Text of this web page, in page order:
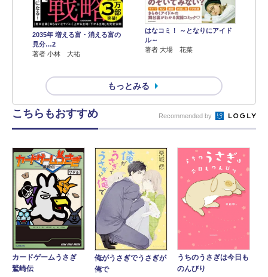
2035年 増える富・消える富の
見分…2
著者 小林 大祐
はなコミ！ ～となりにアイド
ル～
著者 大場 花菜
もっとみる
こちらもおすすめ Recommended by
カードゲームうさぎ
鷲崎伝
俺がうさぎでうさぎが
俺で
うちのうさぎは今日も
のんびり